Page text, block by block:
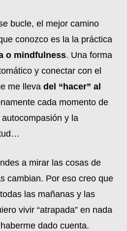
bucle, el mejor camino
conozco es la la práctica
o mindfulness. Una forma
y conectar con el
me lleva del “hacer” al
cada momento de
y la
a mirar las cosas de
cambian. Por eso creo que
las mañanas y las
vivir “atrapada” en nada
dado cuenta.